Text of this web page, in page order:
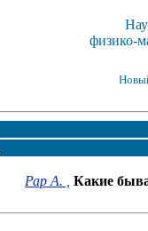
физико-
Рар А. , Какие